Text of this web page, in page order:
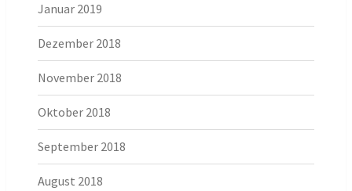
Januar 2019
Dezember 2018
November 2018
Oktober 2018
September 2018
August 2018